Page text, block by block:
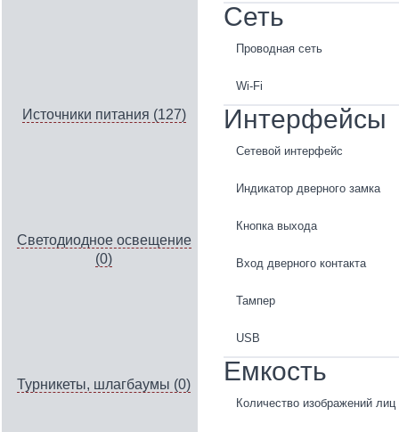
Источники питания (127)
Светодиодное освещение
(0)
Турникеты, шлагбаумы (0)
Сеть
Проводная сеть
Wi-Fi
Интерфейсы
Сетевой интерфейс
Индикатор дверного замка
Кнопка выхода
Вход дверного контакта
Тампер
USB
Емкость
Количество изображений лиц